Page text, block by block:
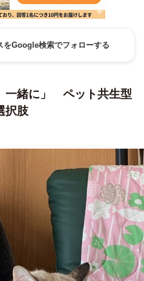
をGoogle検索でフォローする
一緒に」 ペット共生型
択肢